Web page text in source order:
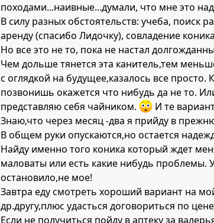
походами...наивные...думали, что мне это
В силу разных обстоятельств: учеба,
аренду (спасибо Лидочку), совладение
Но все это не то, пока не настал
Чем дольше тянется эта канитель,тем
с оглядкой на будущее,казалось все
позвонишь окажется что нибудь да не то.
представляю себя чайником.
И те
Знаю,что через месяц -два я прийду в
В общем руки опускаются,но остается
Найду именно того коника который ждет
маловаты или есть какие нибудь проблемы.
остановило,не мое!
Завтра еду смотреть хороший вариант на
др.другу,плюс удасться договориться по
Если не получиться пойду в аптеку за